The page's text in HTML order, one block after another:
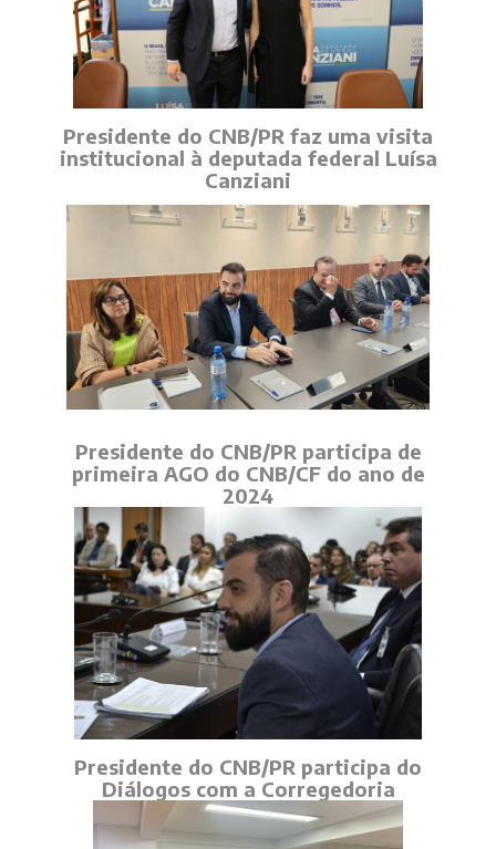
Presidente do CNB/PR faz uma visita
institucional à deputada federal Luísa
Canziani
Presidente do CNB/PR participa de
primeira AGO do CNB/CF do ano de
2024
Presidente do CNB/PR participa do
Diálogos com a Corregedoria